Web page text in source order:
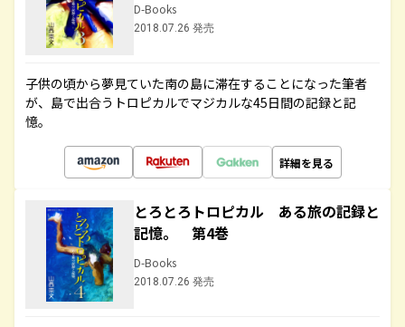
D-Books
2018.07.26 発売
子供の頃から夢見ていた南の島に滞在することになった筆者
が、島で出合うトロピカルでマジカルな45日間の記録と記
憶。
詳細を見る
とろとろトロピカル ある旅の記録と
記憶。 第4巻
D-Books
2018.07.26 発売